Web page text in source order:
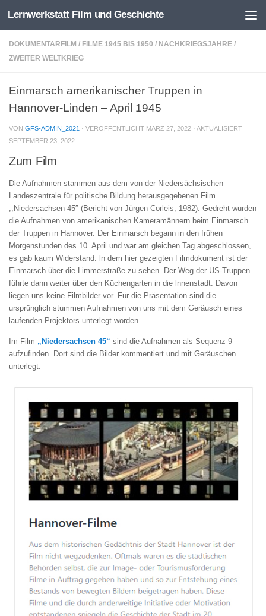
Zum Inhalt springen
Lernwerkstatt Film und Geschichte
DOKUMENTARFILM / FILME 1945 BIS 1950 / NACHKRIEGSJAHRE /
ZWEITER WELTKRIEG
Einmarsch amerikanischer Truppen in
Hannover-Linden – April 1945
VON GFS-ADMIN_2021 · VERÖFFENTLICHT MÄRZ 27, 2022 · AKTUALISIERT
SEPTEMBER 23, 2022
Zum Film
Die Aufnahmen stammen aus dem von der Niedersächsischen
Landeszentrale für politische Bildung herausgegebenen Film
,,Niedersachsen 45″ (Bericht von Jürgen Corleis, 1982). Gedreht wurden
die Aufnahmen von amerikanischen Kameramännern beim Einmarsch
der Truppen in Hannover. Der Einmarsch begann in den frühen
Morgenstunden des 10. April und war am gleichen Tag abgeschlossen,
es gab kaum Widerstand. ln dem hier gezeigten Filmdokument ist der
Einmarsch über die Limmerstraße zu sehen. Der Weg der US-Truppen
führte dann weiter über den Küchengarten in die lnnenstadt. Davon
liegen uns keine Filmbilder vor. Für die Präsentation sind die
ursprünglich stummen Aufnahmen von uns mit dem Geräusch eines
laufenden Projektors unterlegt worden.
Im Film „Niedersachsen 45“ sind die Aufnahmen als Sequenz 9
aufzufinden. Dort sind die Bilder kommentiert und mit Geräuschen
unterlegt.